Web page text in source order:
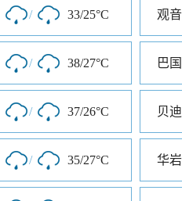
/ 33/25°C 观
/ 38/27°C 巴
/ 37/26°C
/ 35/27°C 华